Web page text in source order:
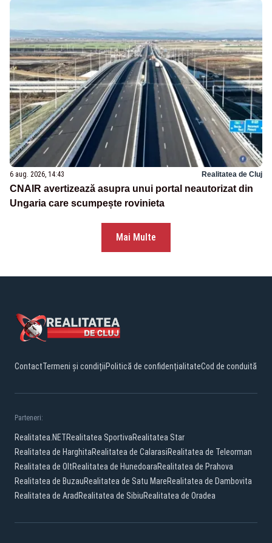
6 aug. 2026, 14:43 Realitatea de Cluj
CNAIR avertizează asupra unui portal neautorizat din
Ungaria care scumpește rovinieta
Mai Multe
ContactTermeni și condițiiPolitică de confidențialitateCod de conduită
Parteneri:
Realitatea.NETRealitatea SportivaRealitatea Star
Realitatea de HarghitaRealitatea de CalarasiRealitatea de Teleorman
Realitatea de OltRealitatea de HunedoaraRealitatea de Prahova
Realitatea de BuzauRealitatea de Satu MareRealitatea de Dambovita
Realitatea de Arad Realitatea de SibiuRealitatea de Oradea